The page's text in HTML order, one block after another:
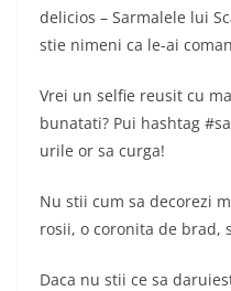
delicios – Sarmalele lui
stie nimeni ca le-ai
Vrei un selfie reusit cu
bunatati? Pui hashtag
urile or sa curga!
Nu stii cum sa decorezi
rosii, o coronita de brad,
Daca nu stii ce sa